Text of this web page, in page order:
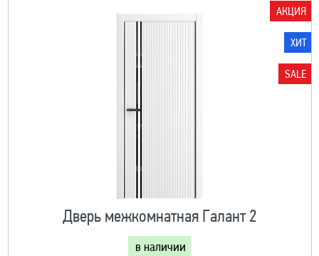
АКЦИЯ
ХИТ
SALE
Дверь межкомнатная Галант 2
в наличии